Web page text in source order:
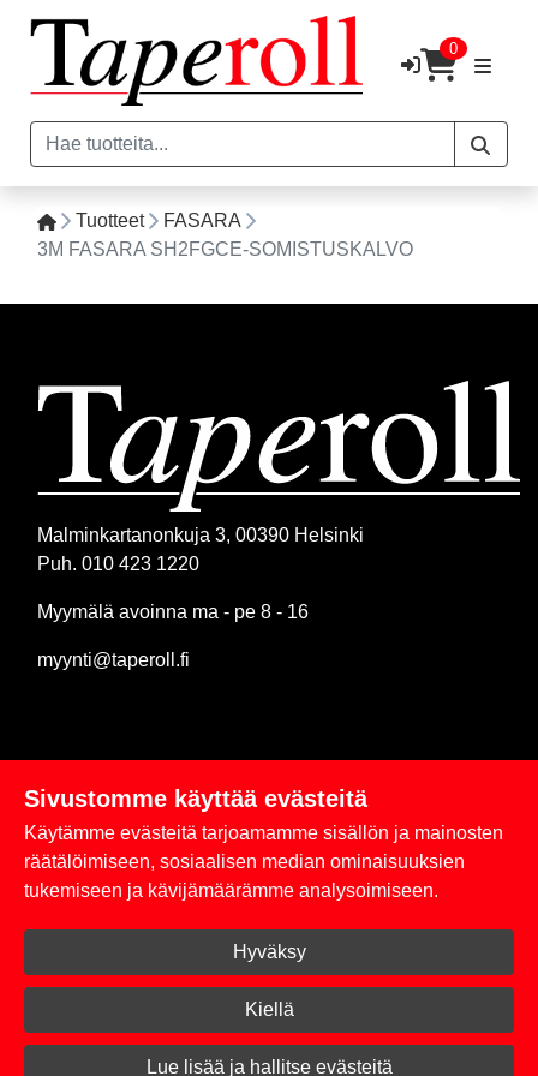
0
Tuotteet
FASARA
3M FASARA SH2FGCE-SOMISTUSKALVO
Malminkartanonkuja 3, 00390 Helsinki
Puh. 010 423 1220
Myymälä avoinna ma - pe 8 - 16
myynti@taperoll.fi
Linkit
Rekisteriseloste
Toimitus- ja maksuehdot
Kirjaudu sisään
© 2026 Taperoll
Sivustomme käyttää evästeitä
Käytämme evästeitä tarjoamamme sisällön ja mainosten
räätälöimiseen, sosiaalisen median ominaisuuksien
tukemiseen ja kävijämäärämme analysoimiseen.
Hyväksy
Kiellä
Lue lisää ja hallitse evästeitä